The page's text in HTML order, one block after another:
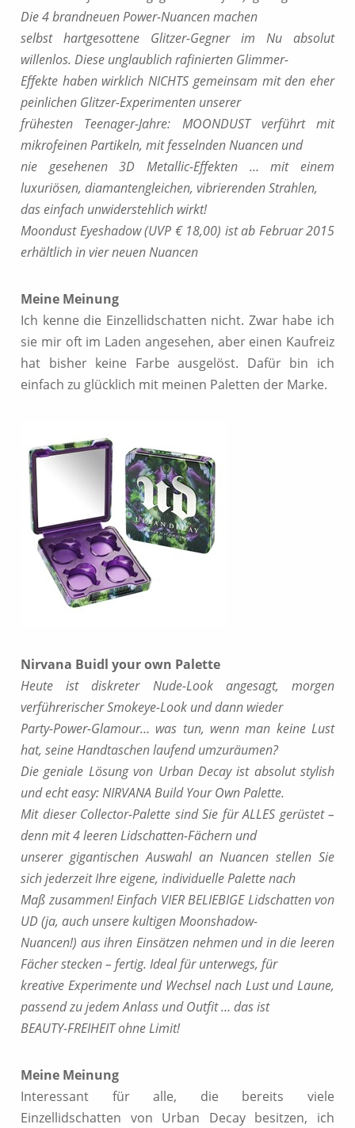
Die 4 brandneuen Power-Nuancen machen
selbst hartgesottene Glitzer-Gegner im Nu absolut
willenlos. Diese unglaublich rafinierten Glimmer-
Effekte haben wirklich NICHTS gemeinsam mit den eher
peinlichen Glitzer-Experimenten unserer
frühesten Teenager-Jahre: MOONDUST verführt mit
mikrofeinen Partikeln, mit fesselnden Nuancen und
nie gesehenen 3D Metallic-Effekten … mit einem
luxuriösen, diamantengleichen, vibrierenden Strahlen,
das einfach unwiderstehlich wirkt!
Moondust Eyeshadow (UVP € 18,00) ist ab Februar 2015
erhältlich in vier neuen Nuancen
Meine Meinung
Ich kenne die Einzellidschatten nicht. Zwar habe ich
sie mir oft im Laden angesehen, aber einen Kaufreiz
hat bisher keine Farbe ausgelöst. Dafür bin ich
einfach zu glücklich mit meinen Paletten der Marke.
Nirvana Buidl your own Palette
Heute ist diskreter Nude-Look angesagt, morgen
verführerischer Smokeye-Look und dann wieder
Party-Power-Glamour… was tun, wenn man keine Lust
hat, seine Handtaschen laufend umzuräumen?
Die geniale Lösung von Urban Decay ist absolut stylish
und echt easy: NIRVANA Build Your Own Palette.
Mit dieser Collector-Palette sind Sie für ALLES gerüstet –
denn mit 4 leeren Lidschatten-Fächern und
unserer gigantischen Auswahl an Nuancen stellen Sie
sich jederzeit Ihre eigene, individuelle Palette nach
Maß zusammen! Einfach VIER BELIEBIGE Lidschatten von
UD (ja, auch unsere kultigen Moonshadow-
Nuancen!) aus ihren Einsätzen nehmen und in die leeren
Fächer stecken – fertig. Ideal für unterwegs, für
kreative Experimente und Wechsel nach Lust und Laune,
passend zu jedem Anlass und Outfit … das ist
BEAUTY-FREIHEIT ohne Limit!
Meine Meinung
Interessant für alle, die bereits viele
Einzellidschatten von Urban Decay besitzen, ich